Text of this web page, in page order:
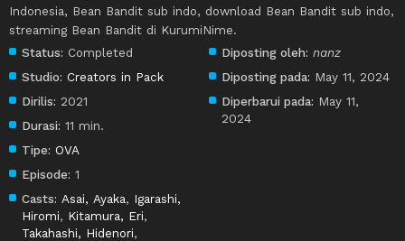
Indonesia, Bean Bandit sub indo, download Bean Bandit sub indo,
streaming Bean Bandit di KurumiNime.
Status: Completed
Studio: Creators in Pack
Dirilis: 2021
Durasi: 11 min.
Tipe: OVA
Episode: 1
Casts: Asai, Ayaka, Igarashi,
Hiromi, Kitamura, Eri,
Takahashi, Hidenori,
Diposting oleh: nanz
Diposting pada: May 11, 2024
Diperbarui pada: May 11,
2024